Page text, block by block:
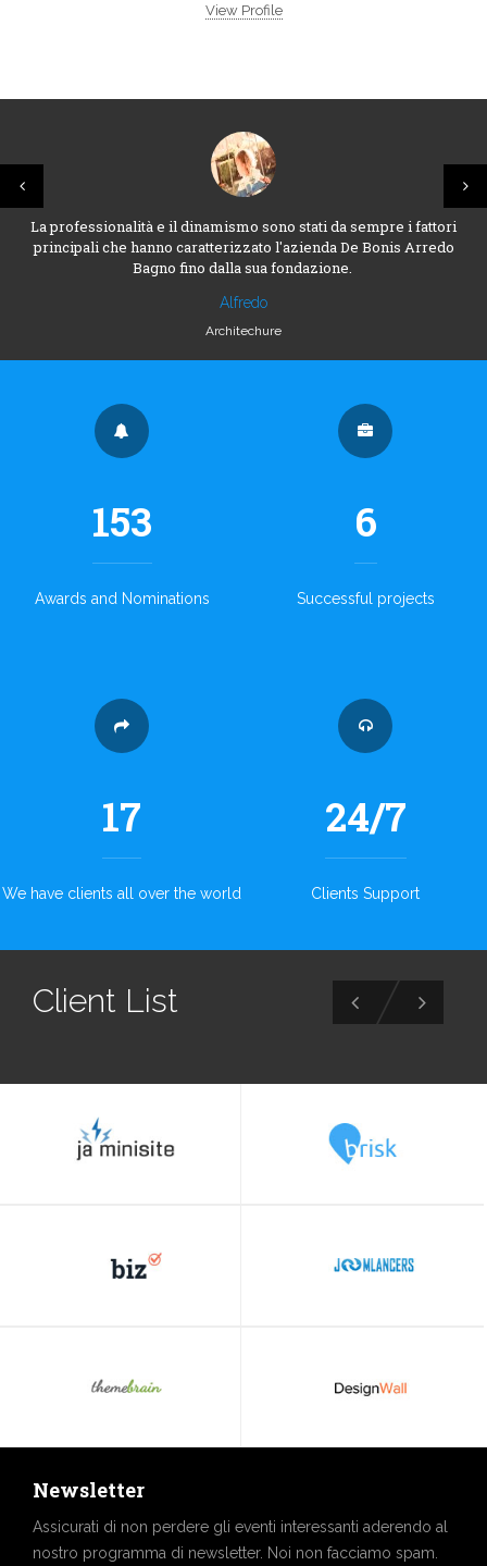
View Profile
La professionalità e il dinamismo sono stati da sempre i fattori
principali che hanno caratterizzato l'azienda De Bonis Arredo
Bagno fino dalla sua fondazione.
Alfredo
Architechure
153
Awards and Nominations
6
Successful projects
17
We have clients all over the world
24/7
Clients Support
Client List
Newsletter
Assicurati di non perdere gli eventi interessanti aderendo al
nostro programma di newsletter. Noi non facciamo spam.